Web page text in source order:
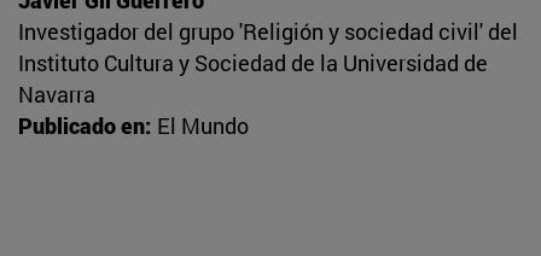
Investigador del grupo 'Religión y sociedad civil' del
Instituto Cultura y Sociedad de la Universidad de
Navarra
Publicado en: El Mundo